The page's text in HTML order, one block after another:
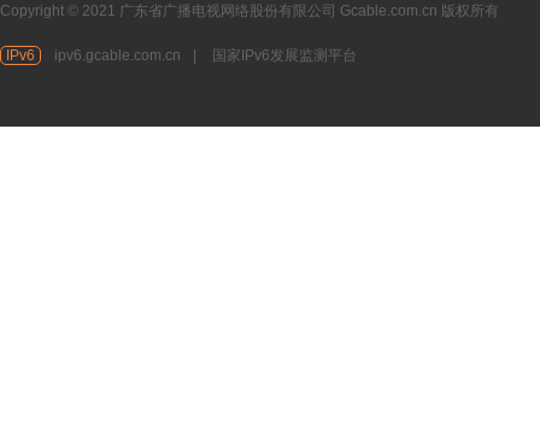
Copyright © 2021 广东省广播电视网络股份有限公司 Gcable.com.cn 版权所有
IPv6 ipv6.gcable.com.cn 国家IPv6发展监测平台